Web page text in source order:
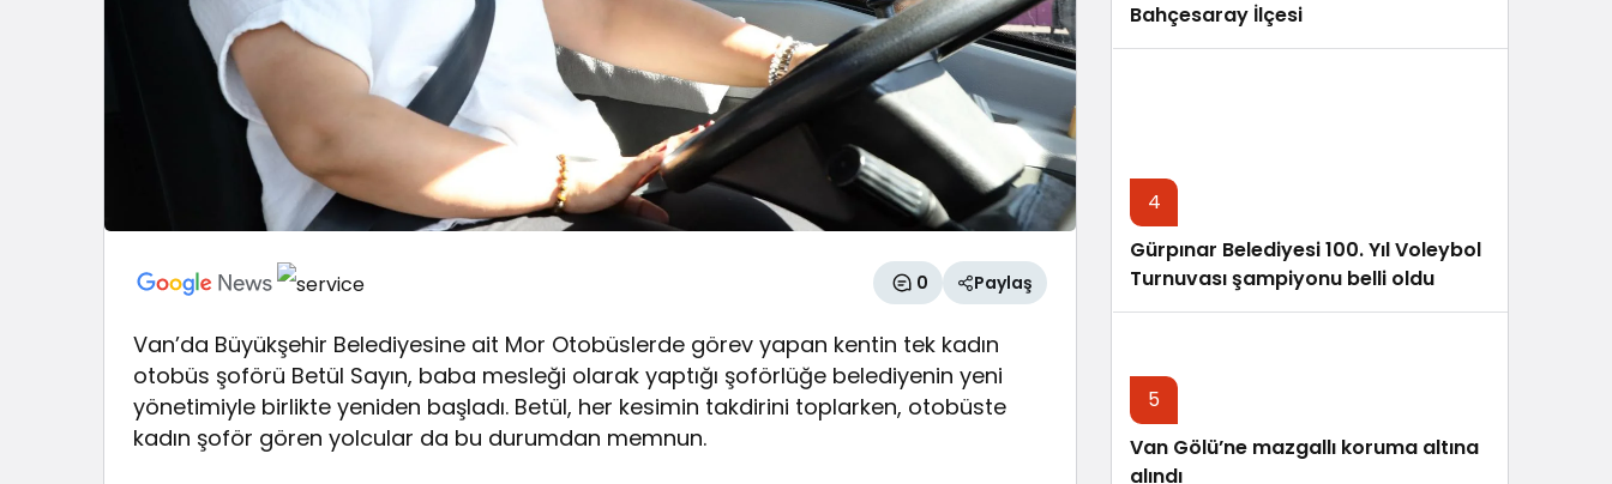
0 Paylaş
Van’da Büyükşehir Belediyesine ait Mor Otobüslerde görev yapan kentin tek kadın
otobüs şoförü Betül Sayın, baba mesleği olarak yaptığı şoförlüğe belediyenin yeni
yönetimiyle birlikte yeniden başladı. Betül, her kesimin takdirini toplarken, otobüste
kadın şoför gören yolcular da bu durumdan memnun.
Bahçesaray İlçesi
4
Gürpınar Belediyesi 100. Yıl Voleybol
Turnuvası şampiyonu belli oldu
5
Van Gölü’ne mazgallı koruma altına
alındı